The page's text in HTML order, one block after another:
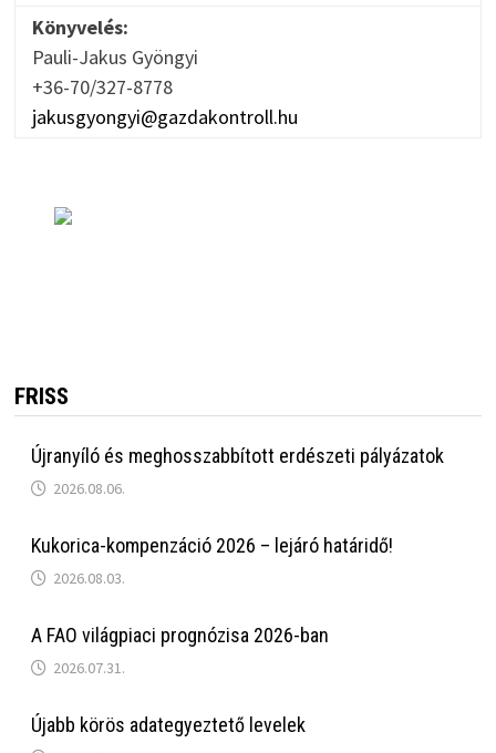
Könyvelés:
Pauli-Jakus Gyöngyi
+36-70/327-8778
jakusgyongyi@gazdakontroll.hu
FRISS
Újranyíló és meghosszabbított erdészeti pályázatok
2026.08.06.
Kukorica-kompenzáció 2026 – lejáró határidő!
2026.08.03.
A FAO világpiaci prognózisa 2026-ban
2026.07.31.
Újabb körös adategyeztető levelek